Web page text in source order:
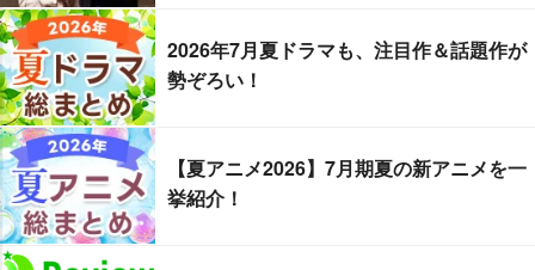
2026年7月夏ドラマも、注目作＆話題作が
勢ぞろい！
【夏アニメ2026】7月期夏の新アニメを一
挙紹介！